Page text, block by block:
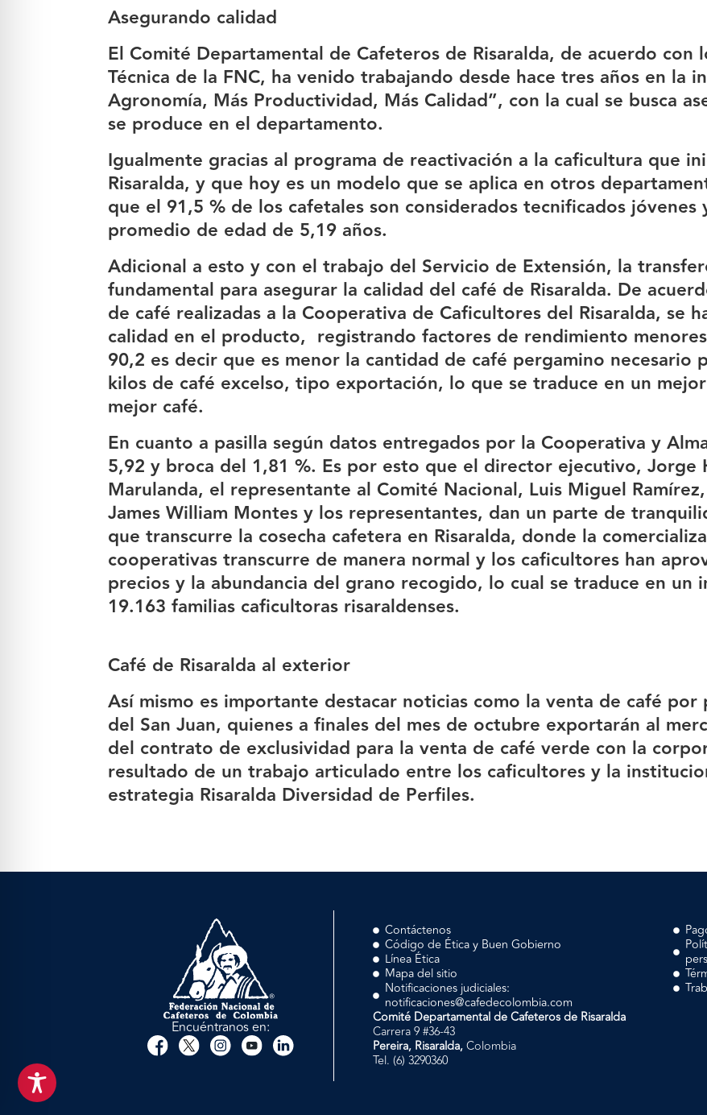
Asegurando calidad
El Comité Departamental de Cafeteros de Risaralda, de acuerdo con
Técnica de la FNC, ha venido trabajando desde hace tres años en la
Agronomía, Más Productividad, Más Calidad”, con la cual se busca
se produce en el departamento.
Igualmente gracias al programa de reactivación a la caficultura que
Risaralda, y que hoy es un modelo que se aplica en otros
que el 91,5 % de los cafetales son considerados tecnificados jóvenes
promedio de edad de 5,19 años.
Adicional a esto y con el trabajo del Servicio de Extensión, la
fundamental para asegurar la calidad del café de Risaralda. De
de café realizadas a la Cooperativa de Caficultores del Risaralda, se
calidad en el producto, registrando factores de rendimiento
90,2 es decir que es menor la cantidad de café pergamino necesario
kilos de café excelso, tipo exportación, lo que se traduce en un
mejor café.
En cuanto a pasilla según datos entregados por la Cooperativa y
5,92 y broca del 1,81 %. Es por esto que el director ejecutivo, Jorge
Marulanda, el representante al Comité Nacional, Luis Miguel
James William Montes y los representantes, dan un parte de
que transcurre la cosecha cafetera en Risaralda, donde la
cooperativas transcurre de manera normal y los caficultores han
precios y la abundancia del grano recogido, lo cual se traduce en un
19.163 familias caficultoras risaraldenses.
Café de Risaralda al exterior
Así mismo es importante destacar noticias como la venta de café por
del San Juan, quienes a finales del mes de octubre exportarán al
del contrato de exclusividad para la venta de café verde con la
resultado de un trabajo articulado entre los caficultores y la
estrategia Risaralda Diversidad de Perfiles.
Encuéntranos en:
Contáctenos
Código de Ética y Buen Gobierno
Línea Ética
Mapa del sitio
Notificaciones judiciales:
notificaciones@cafedecolombia.com
Comité Departamental de Cafeteros de Risaralda
Carrera 9 #36-43
Pereira, Risaralda,Colombia
Tel. (6) 3290360